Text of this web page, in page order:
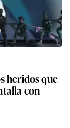
heridos que
con